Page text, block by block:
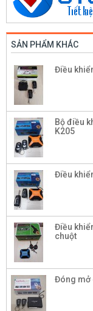
SẢN PHẨM KHÁC
Điều
Bộ điều
K205
Điều
Điều
chuột
Đóng mở